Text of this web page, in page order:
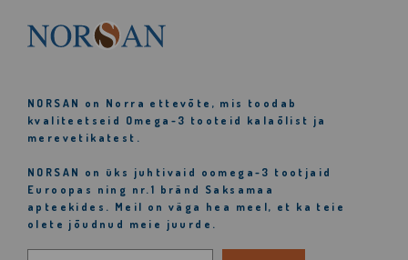
NORSAN on Norra ettevõte, mis toodab
kvaliteetseid Omega-3 tooteid kalaõlist ja
merevetikatest.
NORSAN on üks juhtivaid oomega-3 tootjaid
Euroopas ning nr.1 bränd Saksamaa
apteekides. Meil on väga hea meel, et ka teie
olete jõudnud meie juurde.